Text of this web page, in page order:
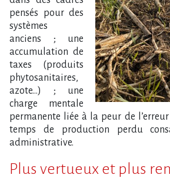
pensés pour des
systèmes
anciens ; une
accumulation de
taxes (produits
phytosanitaires,
azote…) ; une
charge mentale
permanente liée à la peur de
temps de production perdu
administrative.
Plus vertueux et plus